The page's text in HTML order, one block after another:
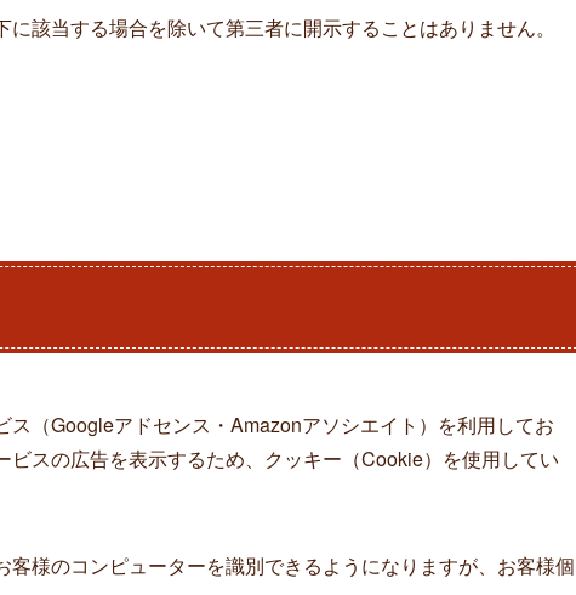
該当する場合を除いて第三者に開示することはありません。
（Googleアドセンス・Amazonアソシエイト）を利用してお
ビスの広告を表示するため、クッキー（Cookie）を使用してい
客様のコンピューターを識別できるようになりますが、お客様個